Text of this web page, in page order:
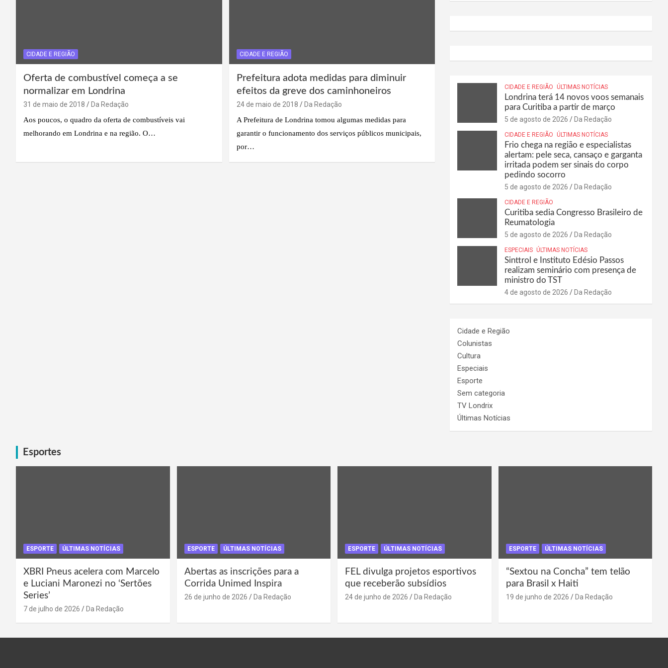
CIDADE E REGIÃO
Oferta de combustível começa a se
normalizar em Londrina
31 de maio de 2018
Da Redação
Aos poucos, o quadro da oferta de combustíveis vai
melhorando em Londrina e na região. O…
CIDADE E REGIÃO
Prefeitura adota medidas para diminuir
efeitos da greve dos caminhoneiros
24 de maio de 2018
Da Redação
A Prefeitura de Londrina tomou algumas medidas para
garantir o funcionamento dos serviços públicos municipais,
por…
CIDADE E REGIÃO ÚLTIMAS NOTÍCIAS
Londrina terá 14 novos voos semanais
para Curitiba a partir de março
5 de agosto de 2026 Da Redação
CIDADE E REGIÃO ÚLTIMAS NOTÍCIAS
Frio chega na região e especialistas
alertam: pele seca, cansaço e garganta
irritada podem ser sinais do corpo
pedindo socorro
5 de agosto de 2026 Da Redação
CIDADE E REGIÃO
Curitiba sedia Congresso Brasileiro de
Reumatologia
5 de agosto de 2026 Da Redação
ESPECIAIS ÚLTIMAS NOTÍCIAS
Sinttrol e Instituto Edésio Passos
realizam seminário com presença de
ministro do TST
4 de agosto de 2026 Da Redação
Cidade e Região
Colunistas
Cultura
Especiais
Esporte
Sem categoria
TV Londrix
Últimas Notícias
Esportes
ESPORTE ÚLTIMAS NOTÍCIAS
XBRI Pneus acelera com Marcelo
e Luciani Maronezi no ‘Sertões
Series’
7 de julho de 2026 Da Redação
ESPORTE ÚLTIMAS NOTÍCIAS
Abertas as inscrições para a
Corrida Unimed Inspira
26 de junho de 2026 Da Redação
ESPORTE ÚLTIMAS NOTÍCIAS
FEL divulga projetos esportivos
que receberão subsídios
24 de junho de 2026 Da Redação
ESPORTE ÚLTIMAS NOTÍCIAS
“Sextou na Concha” tem telão
para Brasil x Haiti
19 de junho de 2026 Da Redação